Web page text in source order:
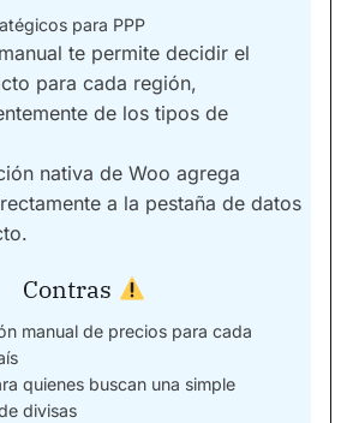
para PPP
te permite decidir el
para cada región,
de los tipos de
nativa de Woo agrega
a la pestaña de datos
Contras
manual de precios para cada
quienes buscan una simple
divisas